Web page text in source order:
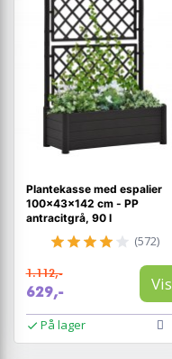
Plantekasse med espalier
100×43×142 cm - PP
antracitgrå, 90 l
(572)
1.112,-
629,- Vis
På lager